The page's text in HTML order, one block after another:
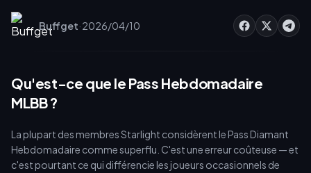
pour débloquer des taux de fragments cumulés, des points
Starlight et des objets bonus. Voici le calcul exact, le timing et la
Buffget·2026/04/10
Qu'est-ce que le Pass Hebdomadaire
MLBB ?
La plupart des membres Starlight considèrent le Pass Diamant
Hebdomadaire comme superflu. C'est une erreur coûteuse — et
c'est pourtant ce qui différencie les joueurs occasionnels de